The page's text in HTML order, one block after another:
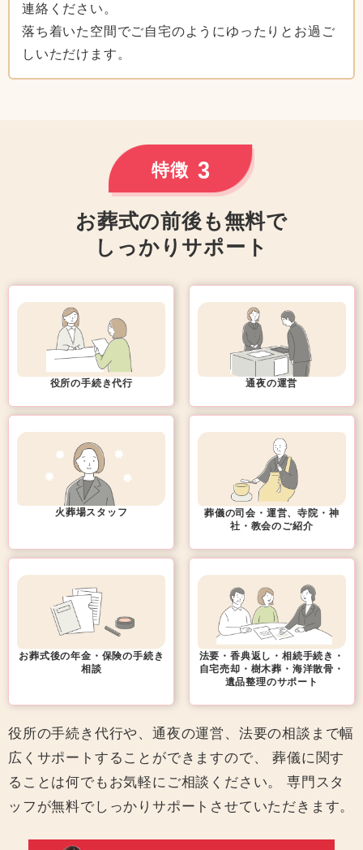
連絡ください。
落ち着いた空間でご自宅のようにゆったりとお過ご
しいただけます。
特徴 3
お葬式の前後も無料で
しっかりサポート
役所の手続き代行 通夜の運営
火葬場スタッフ 葬儀の司会・運営、寺院・神
社・教会のご紹介
お葬式後の年金・保険の手続き
相談
法要・香典返し・相続手続き・
自宅売却・樹木葬・海洋散骨・
遺品整理のサポート
役所の手続き代行や、通夜の運営、法要の相談まで幅
広くサポートすることができますので、
葬儀に関す
ることは何でもお気軽にご相談ください。
専門スタ
ッフが無料でしっかりサポートさせていただきます。